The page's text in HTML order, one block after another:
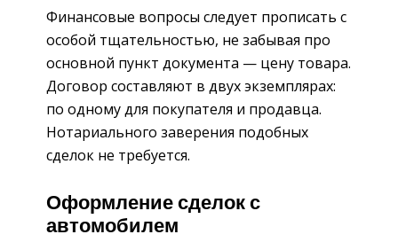
Финансовые вопросы следует прописать с
особой тщательностью, не забывая про
основной пункт документа — цену товара.
Договор составляют в двух экземплярах:
по одному для покупателя и продавца.
Нотариального заверения подобных
сделок не требуется.
Оформление сделок с
автомобилем